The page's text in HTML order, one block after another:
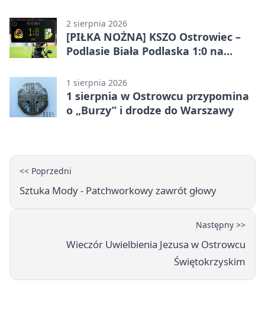
2 sierpnia 2026
[PIŁKA NOŻNA] KSZO Ostrowiec –
Podlasie Biała Podlaska 1:0 na
(Grupa IV)
1 sierpnia 2026
1 sierpnia w Ostrowcu przypomina
o „Burzy” i drodze do Warszawy
<< Poprzedni
Sztuka Mody - Patchworkowy zawrót głowy
Następny >>
Wieczór Uwielbienia Jezusa w Ostrowcu
Świętokrzyskim